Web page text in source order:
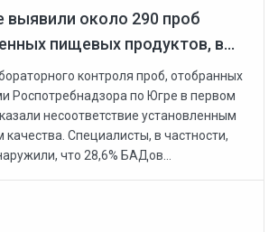
выявили около 290 проб
пищевых продуктов, в...
контроля проб, отобранных
Роспотребнадзора по Югре в первом
несоответствие установленным
качества. Специалисты, в частности,
что 28,6% БАДов...